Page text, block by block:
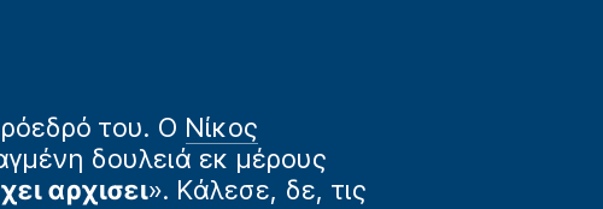
του. Ο Νίκος
δουλειά εκ μέρους
αρχισει». Κάλεσε, δε, τις